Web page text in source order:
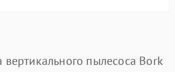
пылесоса Bork